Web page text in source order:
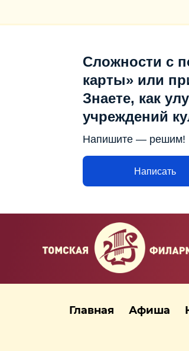
Сложности с
карты» или
Знаете, как
учреждений
Напишите — решим!
Написать
Главная Афиша